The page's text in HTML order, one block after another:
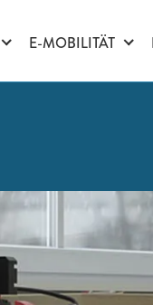
E-MOBILITÄT